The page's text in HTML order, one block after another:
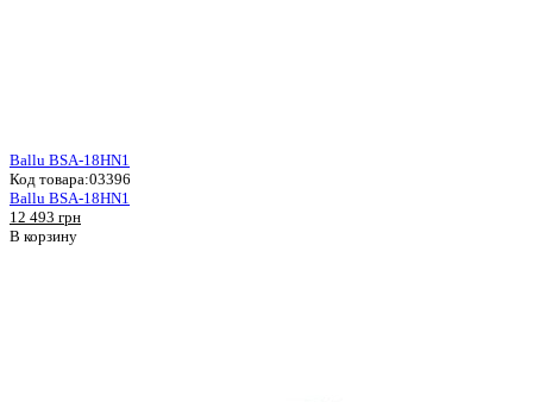
Ballu BSA-18HN1
Код товара:03396
Ballu BSA-18HN1
12 493 грн
В корзину